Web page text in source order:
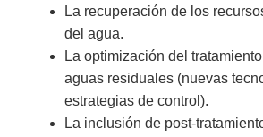
La recuperación de los
del agua.
La optimización del
aguas residuales (nuevas
estrategias de control).
La inclusión de post-